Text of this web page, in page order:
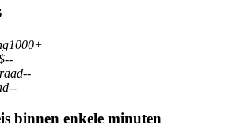
forex, edelmetalen en grondstoffen
1000+
--
--
--
binnen enkele minuten